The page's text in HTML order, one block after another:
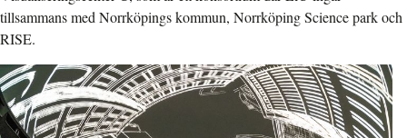
tillsammans med Norrköpings kommun, Norrköping Science park och
RISE.